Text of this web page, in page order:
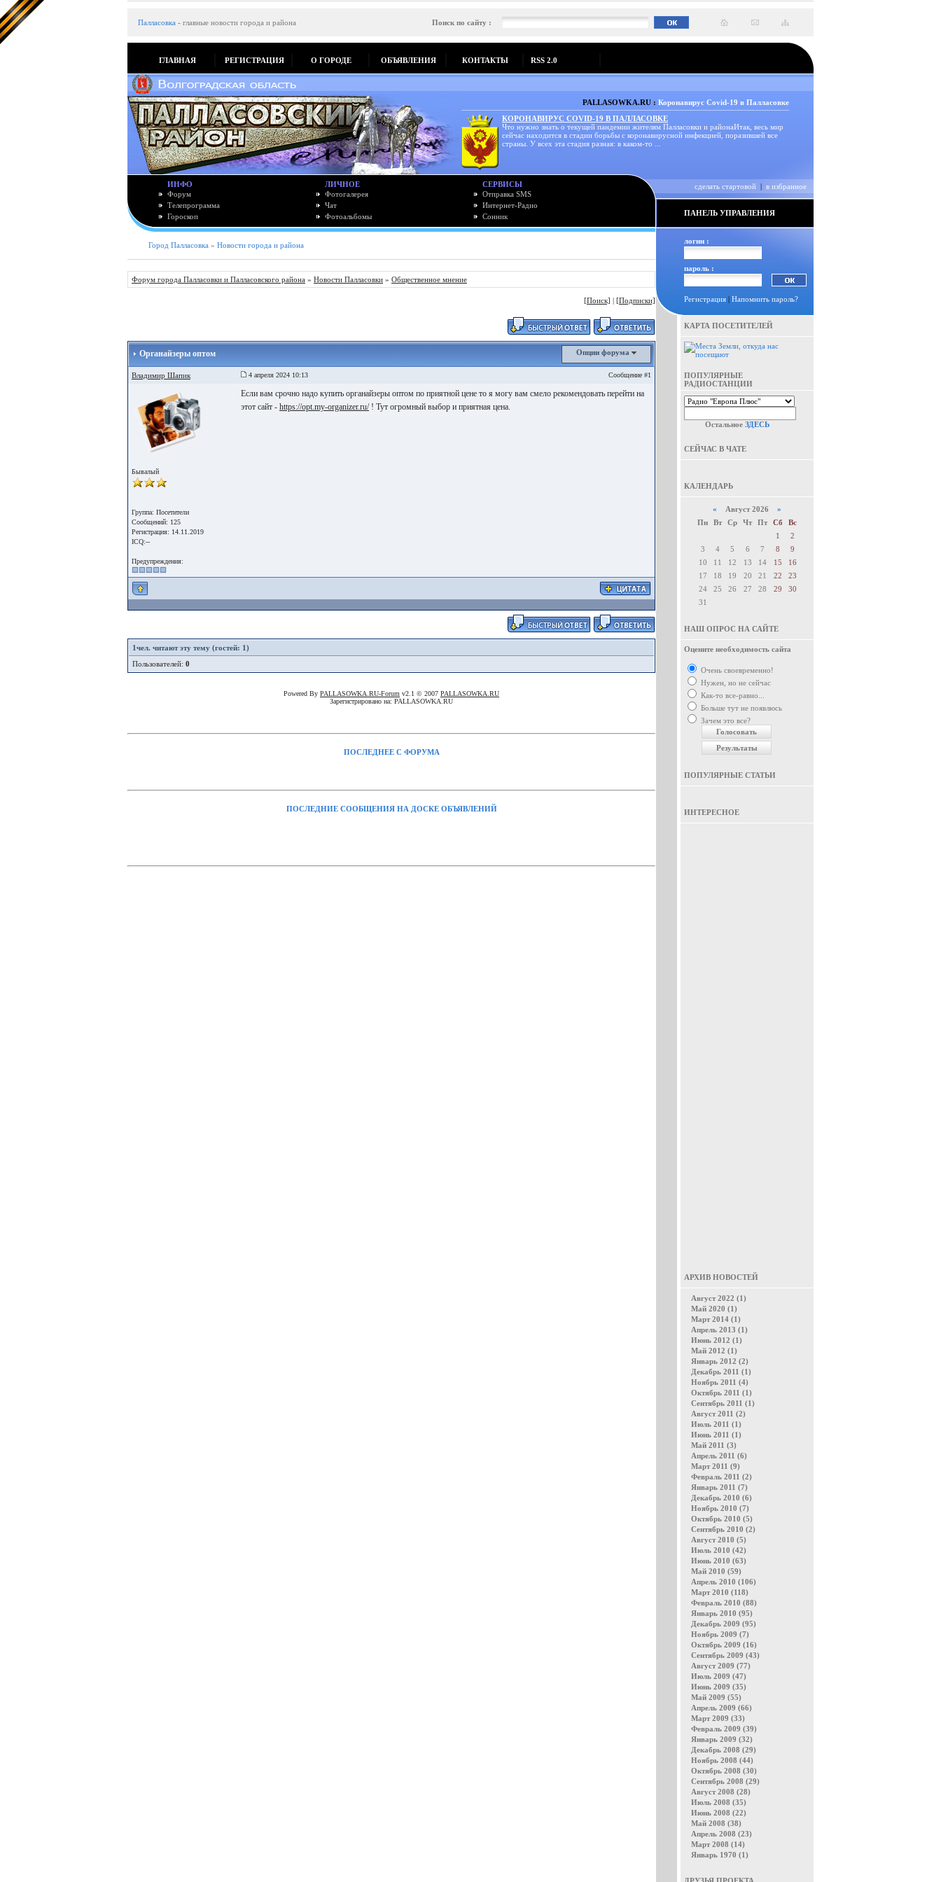
Палласовка - главные новости города и района Поиск по сайту :
ГЛАВНАЯ РЕГИСТРАЦИЯ О ГОРОДЕ ОБЪЯВЛЕНИЯ КОНТАКТЫ RSS 2.0
PALLASOWKA.RU : Коронавирус Covid-19 в Палласовке
КОРОНАВИРУС COVID-19 В ПАЛЛАСОВКЕ
Что нужно знать о текущей пандемии жителям Палласовки и районаИтак, весь мир
сейчас находится в стадии борьбы с коронавирусной инфекцией, поразившей все
страны. У всех эта стадия разная: в каком-то ...
ИНФО
Форум
Телепрограмма
Гороскоп
ЛИЧНОЕ
Фотогалерея
Чат
Фотоальбомы
СЕРВИСЫ
Отправка SMS
Интернет-Радио
Сонник
сделать стартовой | в избранное
ПАНЕЛЬ УПРАВЛЕНИЯ
Город Палласовка » Новости города и района
Форум города Палласовки и Палласовского района » Новости Палласовки » Общественное мнение
[Поиск] | [Подписки]
Органайзеры оптом Опции форума
Владимир Шапик 4 апреля 2024 10:13 Сообщение #1
Бывалый
Группа: Посетители
Сообщений: 125
Регистрация: 14.11.2019
ICQ:--
Предупреждения:
Если вам срочно надо купить органайзеры оптом по приятной цене то я могу вам смело рекомендовать перейти на
этот сайт - https://opt.my-organizer.ru/! Тут огромный выбор и приятная цена.
1чел. читают эту тему (гостей: 1)
Пользователей: 0
Powered By PALLASOWKA.RU-Forum v2.1 © 2007 PALLASOWKA.RU
Зарегистрировано на: PALLASOWKA.RU
ПОСЛЕДНЕЕ С ФОРУМА
ПОСЛЕДНИЕ СООБЩЕНИЯ НА ДОСКЕ ОБЪЯВЛЕНИЙ
логин :
пароль :
Регистрация | Напомнить пароль?
КАРТА ПОСЕТИТЕЛЕЙ
ПОПУЛЯРНЫЕ
РАДИОСТАНЦИИ
Остальное ЗДЕСЬ
СЕЙЧАС В ЧАТЕ
КАЛЕНДАРЬ
« Август 2026 »
Пн
Вт Ср Чт Пт Сб
Вс
1
2
3
4 5 6 7 8
9
10
11 12 13 14 15
16
17
18 19 20 21 22
23
24
25 26 27 28 29
30
31
НАШ ОПРОС НА САЙТЕ
Оцените необходимость сайта
Очень своевременно!
Нужен, но не сейчас
Как-то все-равно...
Больше тут не появлюсь
Зачем это все?
ПОПУЛЯРНЫЕ СТАТЬИ
ИНТЕРЕСНОЕ
АРХИВ НОВОСТЕЙ
Август 2022 (1)
Май 2020 (1)
Март 2014 (1)
Апрель 2013 (1)
Июнь 2012 (1)
Май 2012 (1)
Январь 2012 (2)
Декабрь 2011 (1)
Ноябрь 2011 (4)
Октябрь 2011 (1)
Сентябрь 2011 (1)
Август 2011 (2)
Июль 2011 (1)
Июнь 2011 (1)
Май 2011 (3)
Апрель 2011 (6)
Март 2011 (9)
Февраль 2011 (2)
Январь 2011 (7)
Декабрь 2010 (6)
Ноябрь 2010 (7)
Октябрь 2010 (5)
Сентябрь 2010 (2)
Август 2010 (5)
Июль 2010 (42)
Июнь 2010 (63)
Май 2010 (59)
Апрель 2010 (106)
Март 2010 (118)
Февраль 2010 (88)
Январь 2010 (95)
Декабрь 2009 (95)
Ноябрь 2009 (7)
Октябрь 2009 (16)
Сентябрь 2009 (43)
Август 2009 (77)
Июль 2009 (47)
Июнь 2009 (35)
Май 2009 (55)
Апрель 2009 (66)
Март 2009 (33)
Февраль 2009 (39)
Январь 2009 (32)
Декабрь 2008 (29)
Ноябрь 2008 (44)
Октябрь 2008 (30)
Сентябрь 2008 (29)
Август 2008 (28)
Июль 2008 (35)
Июнь 2008 (22)
Май 2008 (38)
Апрель 2008 (23)
Март 2008 (14)
Январь 1970 (1)